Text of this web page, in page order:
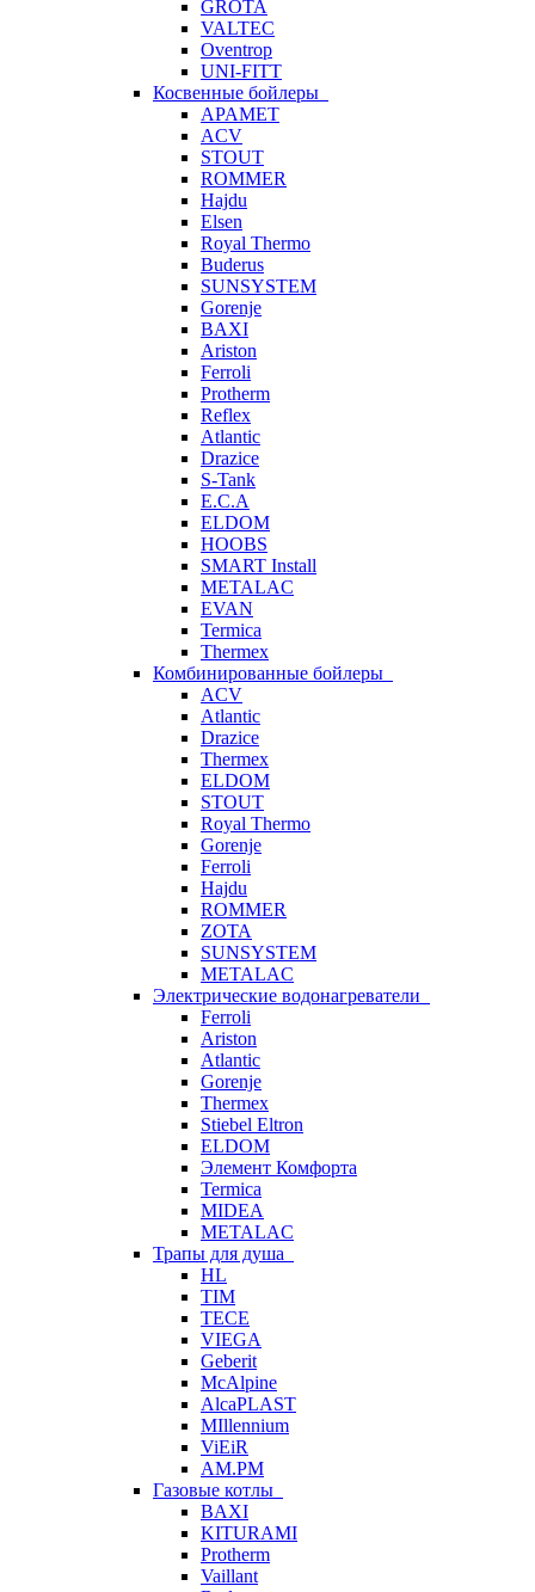
GROTA
VALTEC
Oventrop
UNI-FITT
Косвенные бойлеры
APAMET
ACV
STOUT
ROMMER
Hajdu
Elsen
Royal Thermo
Buderus
SUNSYSTEM
Gorenje
BAXI
Ariston
Ferroli
Protherm
Reflex
Atlantic
Drazice
S-Tank
E.C.A
ELDOM
HOOBS
SMART Install
METALAC
EVAN
Termica
Thermex
Комбинированные бойлеры
ACV
Atlantic
Drazice
Thermex
ELDOM
STOUT
Royal Thermo
Gorenje
Ferroli
Hajdu
ROMMER
ZOTA
SUNSYSTEM
METALAC
Электрические водонагреватели
Ferroli
Ariston
Atlantic
Gorenje
Thermex
Stiebel Eltron
ELDOM
Элемент Комфорта
Termica
MIDEA
METALAC
Трапы для душа
HL
TIM
TECE
VIEGA
Geberit
McAlpine
AlcaPLAST
MIllennium
ViEiR
AM.PM
Газовые котлы
BAXI
KITURAMI
Protherm
Vaillant